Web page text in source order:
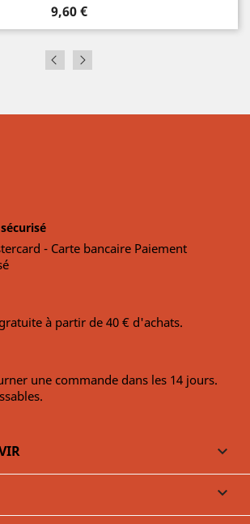
Prix
9,60 €
- Carte bancaire Paiement
à partir de 40 € d'achats.
une commande dans les 14 jours.

